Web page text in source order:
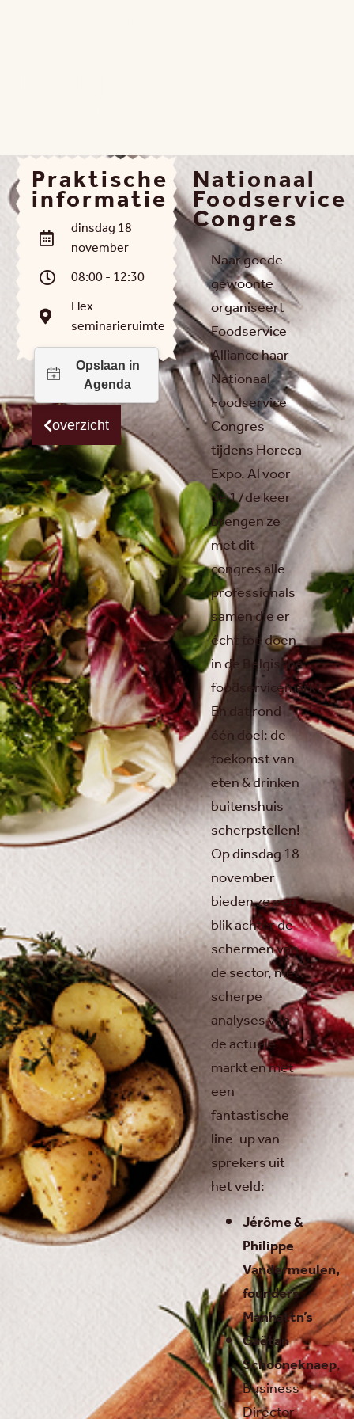
Praktische
informatie
dinsdag 18
november
08:00 - 12:30
Flex
seminarieruimte
overzicht
Nationaal
Foodservice
Congres
Naar goede
gewoonte
organiseert
Foodservice
Alliance haar
Nationaal
Foodservice
Congres
tijdens Horeca
Expo. Al voor
de 17de keer
brengen ze
met dit
congres alle
professionals
samen die er
écht toe doen
in de Belgische
foodservicemarkt.
En dat rond
één doel: de
toekomst van
eten & drinken
buitenshuis
scherpstellen!
Op dinsdag 18
november
bieden ze een
blik achter de
schermen van
de sector, met
scherpe
analyses van
de actuele
markt en met
een
fantastische
line-up van
sprekers uit
het veld:
Jérôme &
Philippe
Vandermeulen,
founders
Manhattn’s
Gaëtan
Schooneknaep,
Business
Director